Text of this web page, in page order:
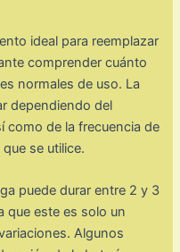
ideal para reemplazar
comprender cuánto
normales de uso. La
dependiendo del
como de la frecuencia de
se utilice.
puede durar entre 2 y 3
que este es solo un
Algunos